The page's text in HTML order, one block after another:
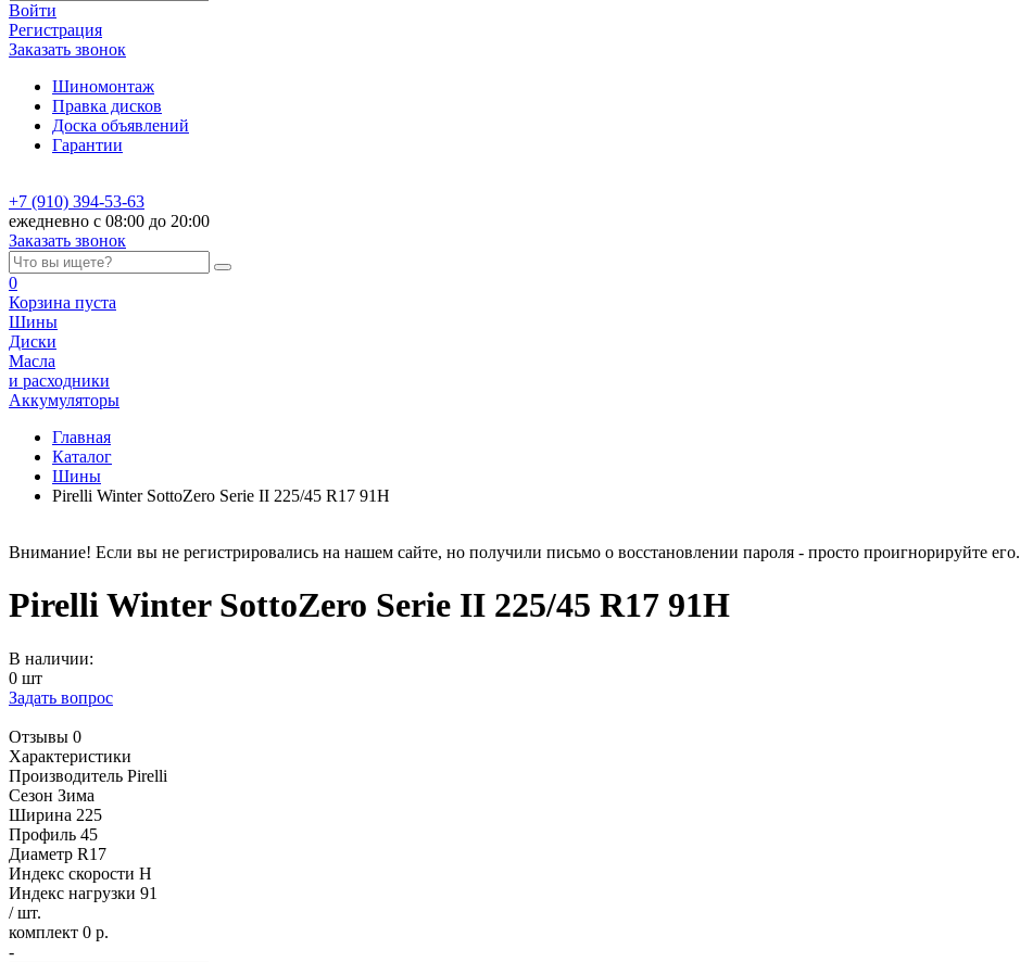
Войти
Регистрация
Заказать звонок
Шиномонтаж
Правка дисков
Доска объявлений
Гарантии
+7 (910) 394-53-63
ежедневно с 08:00 до 20:00
Заказать звонок
0
Корзина пуста
Шины
Диски
Масла
и расходники
Аккумуляторы
Главная
Каталог
Шины
Pirelli Winter SottoZero Serie II 225/45 R17 91H
Внимание! Если вы не регистрировались на нашем сайте, но получили письмо о восстановлении пароля - просто проигнорируйте его.
Pirelli Winter SottoZero Serie II 225/45 R17 91H
В наличии:
0 шт
Задать вопрос
Отзывы 0
Характеристики
Производитель Pirelli
Сезон Зима
Ширина 225
Профиль 45
Диаметр R17
Индекс скорости H
Индекс нагрузки 91
/ шт.
комплект 0 р.
-